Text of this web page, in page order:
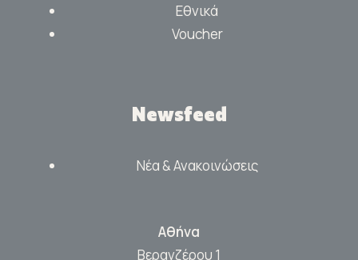
Εθνικά
Voucher
Newsfeed
Νέα & Ανακοινώσεις
Αθήνα
Βερανζέρου 1